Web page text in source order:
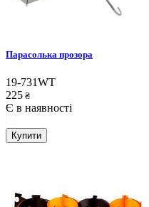
Парасолька прозора
19-731WT
225 ₴
Є в наявності
Купити